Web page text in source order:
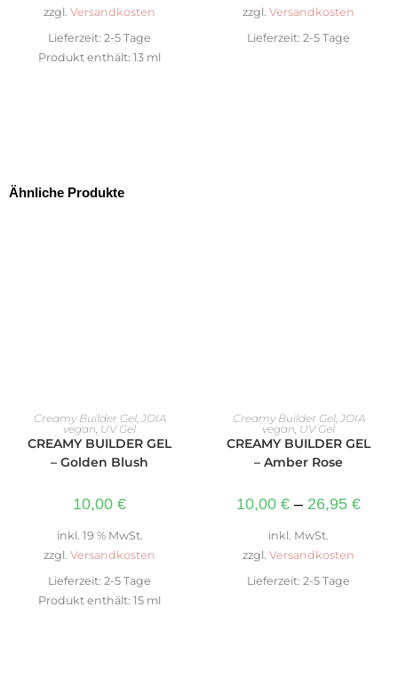
zzgl. Versandkosten
Lieferzeit: 2-5 Tage
Produkt enthält: 13 ml
zzgl. Versandkosten
Lieferzeit: 2-5 Tage
Ähnliche Produkte
IN DEN WARENKORB
Creamy Builder Gel, JOIA
vegan, UV Gel
CREAMY BUILDER GEL
– Golden Blush
10,00 €
inkl. 19 % MwSt.
zzgl. Versandkosten
Lieferzeit: 2-5 Tage
Produkt enthält: 15 ml
AUSFÜHRUNG WÄHLEN
Creamy Builder Gel, JOIA
vegan, UV Gel
CREAMY BUILDER GEL
– Amber Rose
10,00 € – 26,95 €
inkl. MwSt.
zzgl. Versandkosten
Lieferzeit: 2-5 Tage